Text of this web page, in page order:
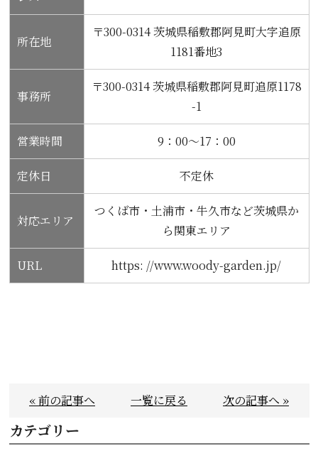
所在地
〒300-0314 茨城県稲敷郡阿見町大字追原
1181番地3
事務所
〒300-0314 茨城県稲敷郡阿見町追原1178
-1
営業時間 9：00～17：00
定休日 不定休
対応エリア
つくば市・土浦市・牛久市など茨城県か
ら関東エリア
URL https: //www.woody-garden.jp/
« 前の記事へ 一覧に戻る 次の記事へ »
カテゴリー